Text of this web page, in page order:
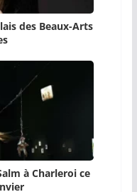
des Beaux-Arts
à Charleroi ce